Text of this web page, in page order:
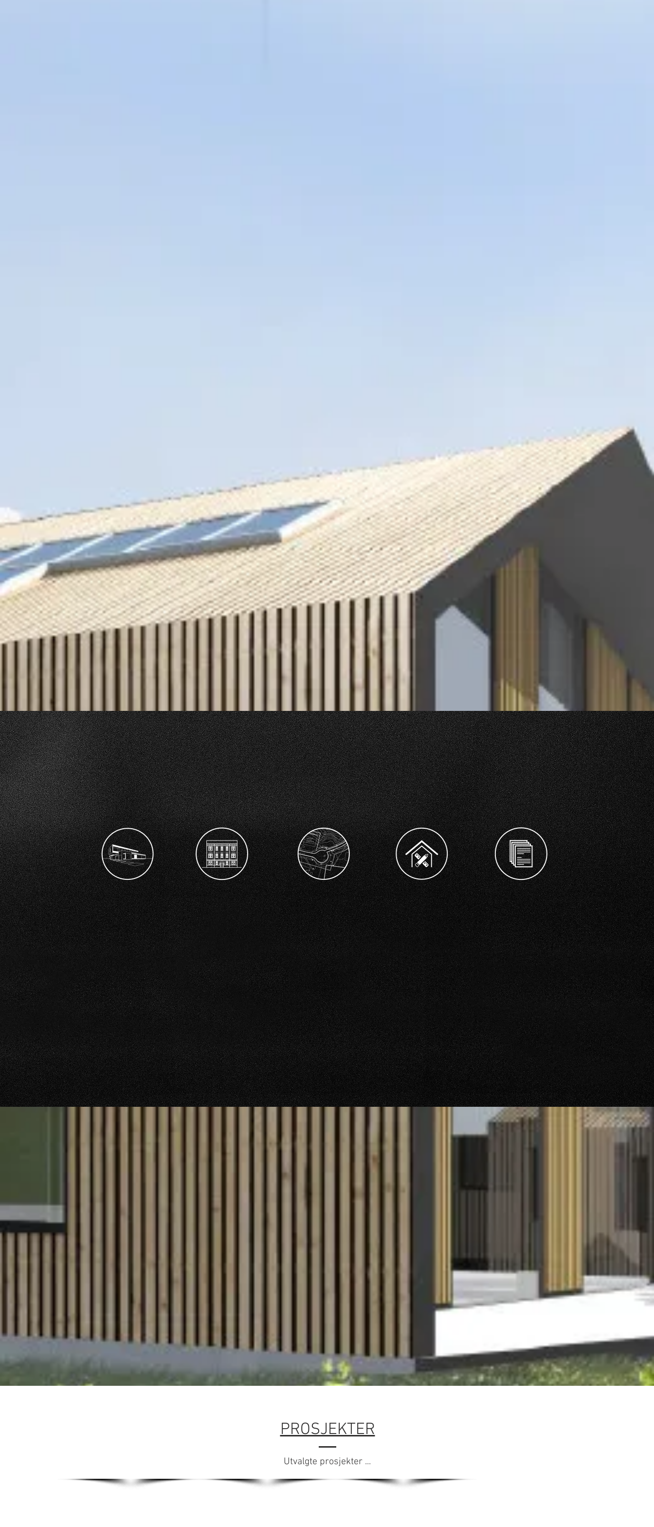
- Renovasjon
- Gjennoppbygging
Alt innen regulering og
omregulering av tomter og
større områder.
Alt innen interiør
Kontoret har sentral godkjenning for ansvarsrett som gjelder:
Ansvarlig søker for bygninger og installasjoner, tiltaksklasse 3
Ansvarlig prosjekterende av arkitektur, tiltaksklasse 3
Prosjektering av utearealer og landskapsutforming, tiltaksklasse 1
PROSJEKTER
Utvalgte prosjekter ...